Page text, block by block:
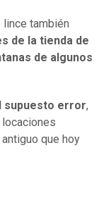
también
de la tienda de
de algunos
supuesto error,
que hoy